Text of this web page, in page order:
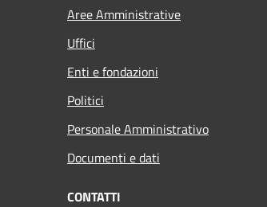
Aree Amministrative
Uffici
Enti e fondazioni
Politici
Personale Amministrativo
Documenti e dati
CONTATTI